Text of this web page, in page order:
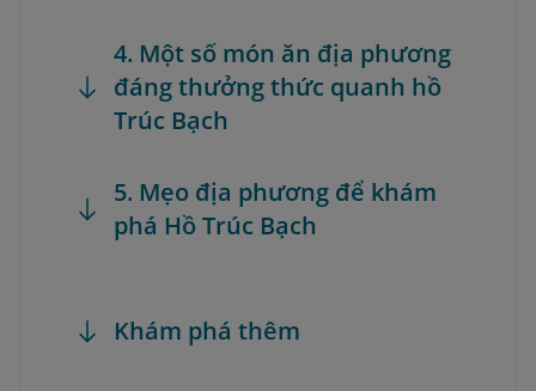
4. Một số món ăn địa phương
đáng thưởng thức quanh hồ
Trúc Bạch
5. Mẹo địa phương để khám
phá Hồ Trúc Bạch
Khám phá thêm